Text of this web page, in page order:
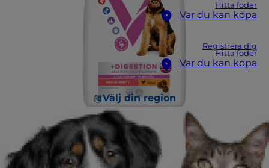
Hitta foder
Var du kan köpa
Registrera dig
Hitta foder
Var du kan köpa
Välj din region